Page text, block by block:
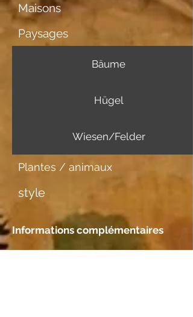
Maisons
Paysages
Bäume
Hügel
Wiesen/Felder
Plantes / animaux
style
Informations complémentaires